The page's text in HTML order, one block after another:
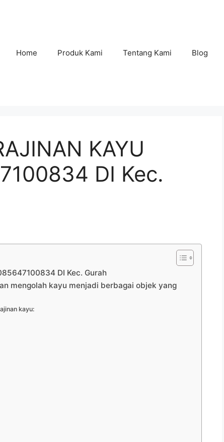
Home Produk Kami Tentang Kami Blog
KAYU
DI Kec.
DI Kec. Gurah
mengolah kayu menjadi berbagai objek yang
kayu: